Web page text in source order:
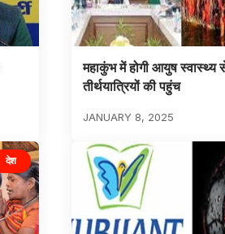
महाकुंभ में होगी आयुष
तीर्थयात्रियों की पहुंच
JANUARY 8, 2025
देश